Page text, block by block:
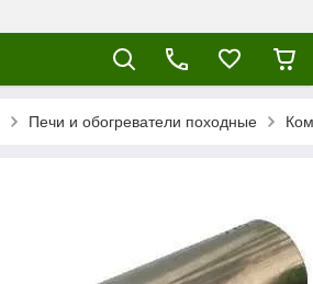
Печи и обогреватели походные